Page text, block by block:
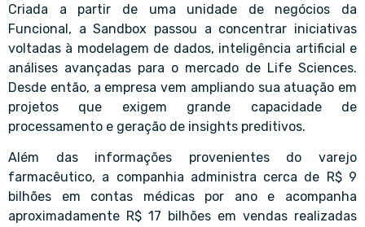
Criada a partir de uma unidade de negócios da
Funcional, a Sandbox passou a concentrar iniciativas
voltadas à modelagem de dados, inteligência artificial e
análises avançadas para o mercado de Life Sciences.
Desde então, a empresa vem ampliando sua atuação em
projetos que exigem grande capacidade de
processamento e geração de insights preditivos.
Além das informações provenientes do varejo
farmacêutico, a companhia administra cerca de R$ 9
bilhões em contas médicas por ano e acompanha
aproximadamente R$ 17 bilhões em vendas realizadas